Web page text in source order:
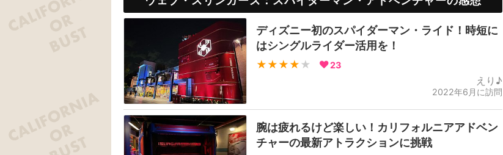
ディズニー初のスパイダーマン・ライド！時短に
はシングルライダー活用を！
★★★★ ★ 23
えり♪
2022年6月に訪問
腕は疲れるけど楽しい！カリフォルニアアドベン
チャーの最新アトラクションに挑戦